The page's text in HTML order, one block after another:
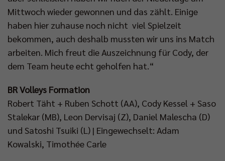
Mittwoch wieder gewonnen und das zählt. Einige
haben hier zuhause noch nicht viel Spielzeit
bekommen, auch deshalb mussten wir uns ins Match
arbeiten. Mich freut die Auszeichnung für Cody, der
dem Team heute echt geholfen hat.“
BR Volleys Formation
Robert Täht + Ruben Schott (AA), Cody Kessel + Saso
Stalekar (MB), Leon Dervisaj (Z), Daniel Malescha (D)
und Satoshi Tsuiki (L) | Eingewechselt: Adam
Kowalski, Timothée Carle